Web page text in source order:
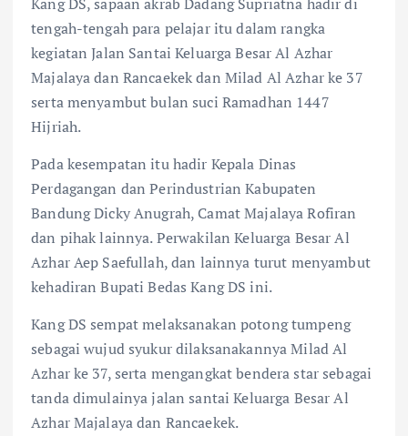
tengah-tengah para pelajar itu dalam rangka
kegiatan Jalan Santai Keluarga Besar Al Azhar
Majalaya dan Rancaekek dan Milad Al Azhar ke 37
serta menyambut bulan suci Ramadhan 1447
Hijriah.
Pada kesempatan itu hadir Kepala Dinas
Perdagangan dan Perindustrian Kabupaten
Bandung Dicky Anugrah, Camat Majalaya Rofiran
dan pihak lainnya. Perwakilan Keluarga Besar Al
Azhar Aep Saefullah, dan lainnya turut menyambut
kehadiran Bupati Bedas Kang DS ini.
Kang DS sempat melaksanakan potong tumpeng
sebagai wujud syukur dilaksanakannya Milad Al
Azhar ke 37, serta mengangkat bendera star sebagai
tanda dimulainya jalan santai Keluarga Besar Al
Azhar Majalaya dan Rancaekek.